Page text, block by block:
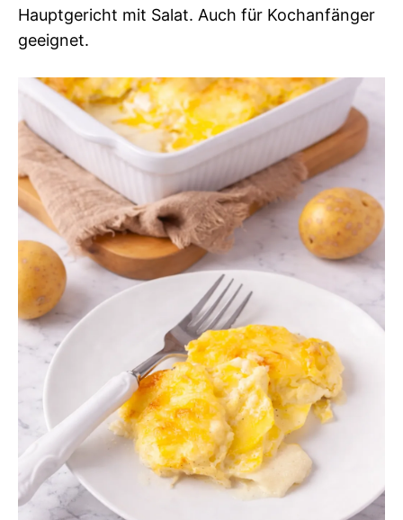
Hauptgericht mit Salat. Auch für Kochanfänger
geeignet.